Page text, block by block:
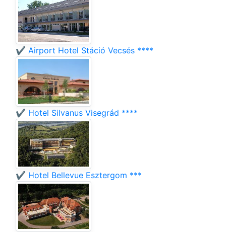
✔️ Airport Hotel Stáció Vecsés ****
✔️ Hotel Silvanus Visegrád ****
✔️ Hotel Bellevue Esztergom ***